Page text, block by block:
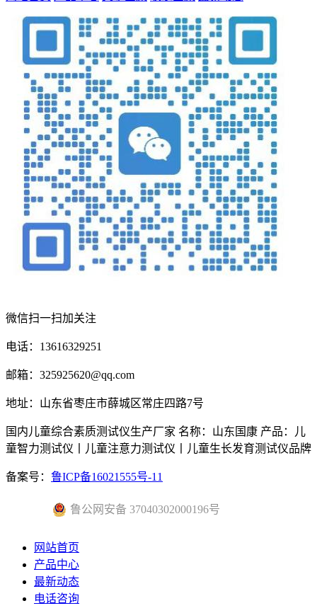
微信扫一扫加关注
电话：13616329251
邮箱：325925620@qq.com
地址：山东省枣庄市薛城区常庄四路7号
国内儿童综合素质测试仪生产厂家 名称：山东国康 产品：儿
童智力测试仪丨儿童注意力测试仪丨儿童生长发育测试仪品牌
备案号： 鲁ICP备16021555号-11
鲁公网安备 37040302000196号
网站首页
产品中心
最新动态
电话咨询